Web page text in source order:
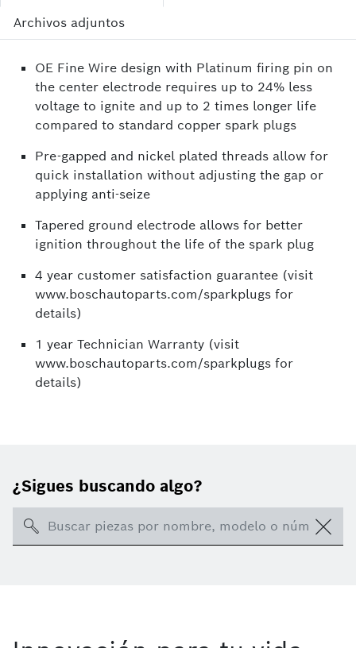
Archivos adjuntos
OE Fine Wire design with Platinum firing pin on
the center electrode requires up to 24% less
voltage to ignite and up to 2 times longer life
compared to standard copper spark plugs
Pre-gapped and nickel plated threads allow for
quick installation without adjusting the gap or
applying anti-seize
Tapered ground electrode allows for better
ignition throughout the life of the spark plug
4 year customer satisfaction guarantee (visit
www.boschautoparts.com/sparkplugs for
details)
1 year Technician Warranty (visit
www.boschautoparts.com/sparkplugs for
details)
¿Sigues buscando algo?
Search